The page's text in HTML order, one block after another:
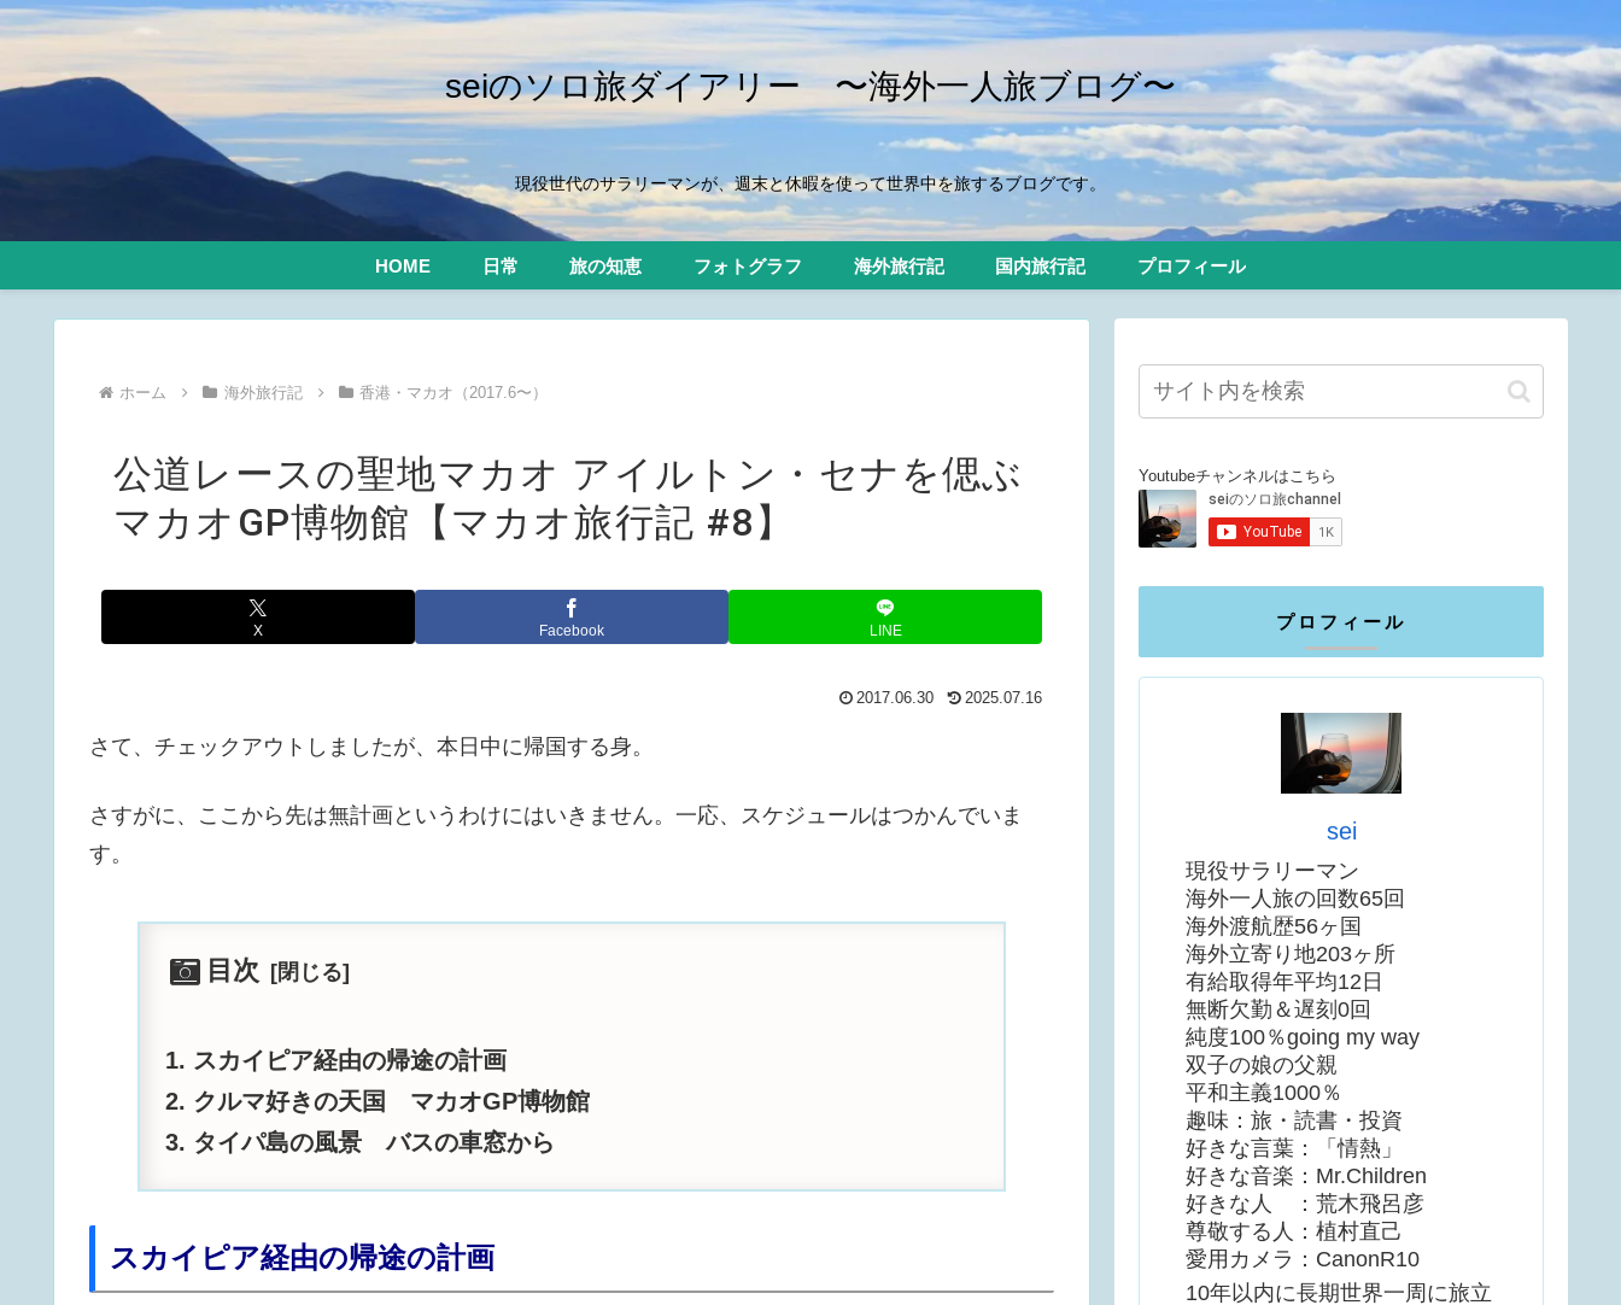
seiのソロ旅ダイアリー 〜海外一人旅ブログ〜
現役世代のサラリーマンが、週末と休暇を使って世界中を旅するブログです。
HOME 日常 旅の知恵 フォトグラフ 海外旅行記 国内旅行記 プロフィール
ホーム 海外旅行記 香港・マカオ（2017.6〜）
公道レースの聖地マカオ アイルトン・セナを偲ぶ
マカオGP博物館【マカオ旅行記 #8】
X Facebook LINE
2017.06.30 2025.07.16
さて、チェックアウトしましたが、本日中に帰国する身。
さすがに、ここから先は無計画というわけにはいきません。一応、スケジュールはつかんでいま
す。
目次
スカイピア経由の帰途の計画
クルマ好きの天国 マカオGP博物館
タイパ島の風景 バスの車窓から
スカイピア経由の帰途の計画
Youtubeチャンネルはこちら
プロフィール
sei
現役サラリーマン
海外一人旅の回数65回
海外渡航歴56ヶ国
海外立寄り地203ヶ所
有給取得年平均12日
無断欠勤＆遅刻0回
純度100％going my way
双子の娘の父親
平和主義1000％
趣味：旅・読書・投資
好きな言葉：「情熱」
好きな音楽：Mr.Children
好きな人 ：荒木飛呂彦
尊敬する人：植村直己
愛用カメラ：CanonR10
10年以内に長期世界一周に旅立